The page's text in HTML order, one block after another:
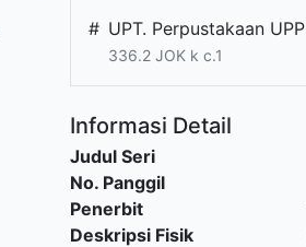
# UPT. Perpustakaan UPP
336.2 JOK k c.1
Informasi Detail
Judul Seri
No. Panggil
Penerbit
Deskripsi Fisik